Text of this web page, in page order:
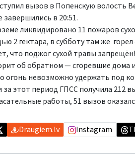
вызов в Попенскую волость
завершились в 20:51.
ликвидировано 11 пожаров
2 гектара, в субботу там же
что поджог сухой травы
об обратном — сгоревшие
огонь невозможно удержать под
за этот период ГПСС получила 212
работы, 51 вызов
Draugiem.lv Instagram